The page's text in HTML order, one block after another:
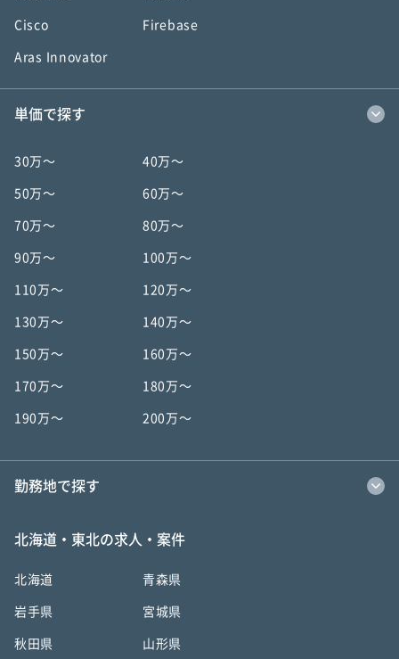
Cisco Firebase
Aras Innovator
単価で探す
30万〜 40万〜
50万〜 60万〜
70万〜 80万〜
90万〜 100万〜
110万〜 120万〜
130万〜 140万〜
150万〜 160万〜
170万〜 180万〜
190万〜 200万〜
勤務地で探す
北海道・東北の求人・案件
北海道 青森県
岩手県 宮城県
秋田県 山形県